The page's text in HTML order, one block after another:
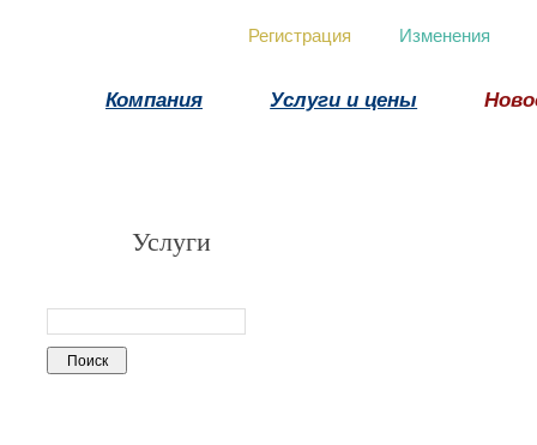
Регистрация Изменения
Компания Услуги и цены
Услуги